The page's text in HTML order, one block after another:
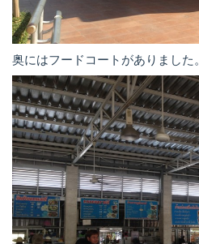
奥にはフードコートがありました。